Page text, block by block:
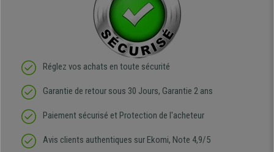
Réglez vos achats en toute sécurité
Garantie de retour sous 30 Jours, Garantie 2 ans
Paiement sécurisé et Protection de l'acheteur
Avis clients authentiques sur Ekomi, Note 4,9/5